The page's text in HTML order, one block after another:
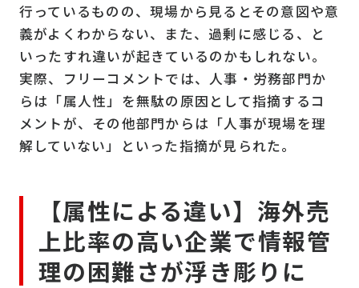
行っているものの、現場から見るとその意図や意
義がよくわからない、また、過剰に感じる、と
いったすれ違いが起きているのかもしれない。
実際、フリーコメントでは、人事・労務部門か
らは「属人性」を無駄の原因として指摘するコ
メントが、その他部門からは「人事が現場を理
解していない」といった指摘が見られた。
【属性による違い】海外売
上比率の高い企業で情報管
理の困難さが浮き彫りに